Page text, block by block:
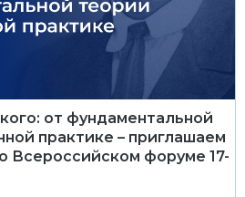
от фундаментальной
практике – приглашаем
Всероссийском форуме 17-